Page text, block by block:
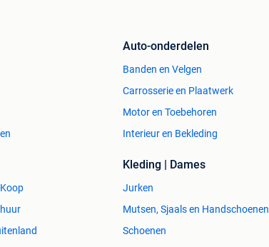
Auto-onderdelen
Banden en Velgen
Carrosserie en Plaatwerk
Motor en Toebehoren
Interieur en Bekleding
Kleding | Dames
Jurken
Mutsen, Sjaals en Handschoenen
Schoenen